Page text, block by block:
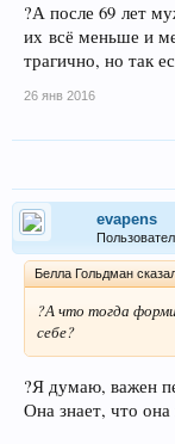
?А после 69 лет
их всё меньше и
трагично, но так
26 янв 2016
evapens
Беллa Гольдман
?А что тогда
себе?
?Я думаю, важен
Она знает, что